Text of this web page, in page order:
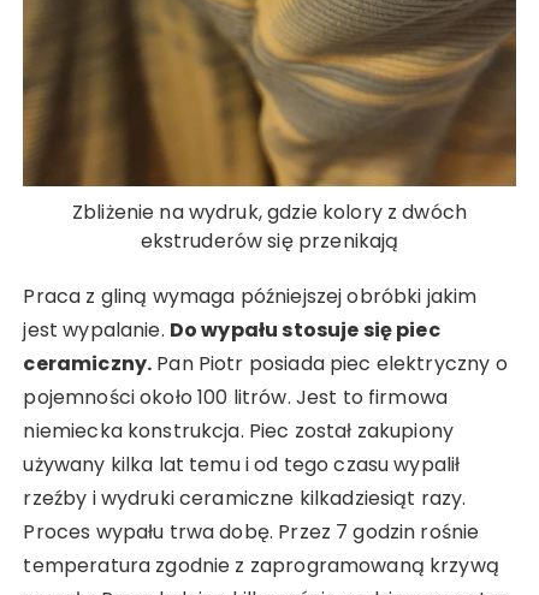
Zbliżenie na wydruk, gdzie kolory z dwóch
ekstruderów się przenikają
Praca z gliną wymaga późniejszej obróbki jakim
jest wypalanie. Do wypału stosuje się piec
ceramiczny. Pan Piotr posiada piec elektryczny o
pojemności około 100 litrów. Jest to firmowa
niemiecka konstrukcja. Piec został zakupiony
używany kilka lat temu i od tego czasu wypalił
rzeźby i wydruki ceramiczne kilkadziesiąt razy.
Proces wypału trwa dobę. Przez 7 godzin rośnie
temperatura zgodnie z zaprogramowaną krzywą